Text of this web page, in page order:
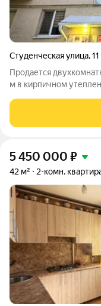
Студенческая улица,11
Продается
м в кирпичном
планировка: жилая
изолированные
5 450 000 ₽
42 м² 2-комн.